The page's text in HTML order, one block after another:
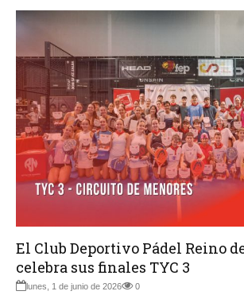
El Club Deportivo Pádel Reino
celebra sus finales TYC 3
lunes, 1 de junio de 2026 0